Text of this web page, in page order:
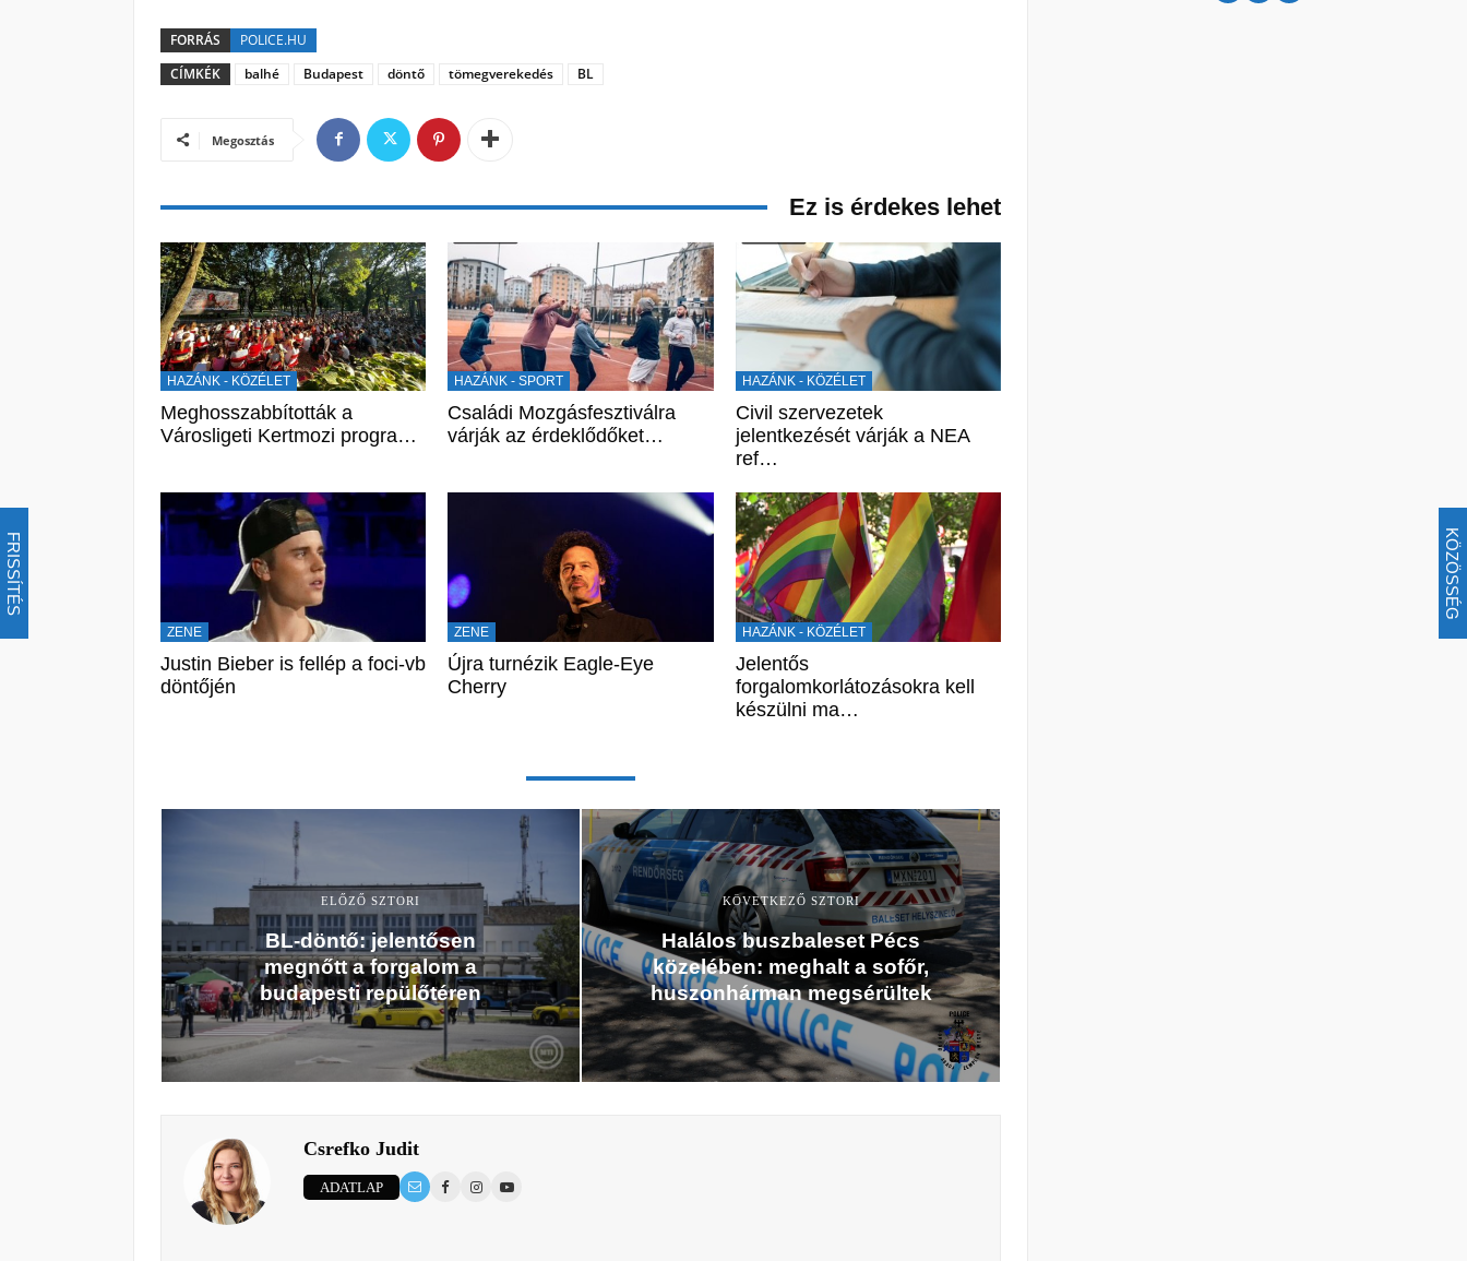
FRISSÍTÉS KÖZÖSSÉG
FORRÁS
POLICE.HU
CÍMKÉK
balhé Budapest döntő tömegverekedés BL
Megosztás
Ez is érdekes lehet
HAZÁNK - KÖZÉLET
Meghosszabbították a
Városligeti Kertmozi progra…
HAZÁNK - SPORT
Családi Mozgásfesztiválra
várják az érdeklődőket…
HAZÁNK - KÖZÉLET
Civil szervezetek
jelentkezését várják a NEA
ref…
ZENE
Justin Bieber is fellép a foci-vb
döntőjén
ZENE
Újra turnézik Eagle-Eye
Cherry
HAZÁNK - KÖZÉLET
Jelentős
forgalomkorlátozásokra kell
készülni ma…
ELŐZŐ SZTORI
BL-döntő: jelentősen
megnőtt a forgalom a
budapesti repülőtéren
KÖVETKEZŐ SZTORI
Halálos buszbaleset Pécs
közelében: meghalt a sofőr,
huszonhárman megsérültek
Csrefko Judit
ADATLAP